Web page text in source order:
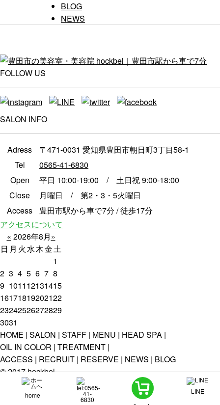
BLOG
NEWS
FOLLOW US
SALON INFO
Adress
〒471-0031 愛知県豊田市朝日町3丁目58-1
Tel
0565-41-6830
Open
平日 10:00-19:00 / 土日祝 9:00-18:00
Close
月曜日 / 第2・3・5火曜日
Access
豊田市駅から車で7分 / 徒歩17分
アクセスについて
« 2026年8月»
日 月 火水木金土
1
2 3 4 5 6 7 8
9 101112131415
16171819202122
23242526272829
3031
HOME SALON STAFF MENU
HEAD SPA
OIL IN COLOR TREATMENT
ACCESS
RECRUIT RESERVE NEWS
BLOG
© 2017 hockbel.
home
LINE